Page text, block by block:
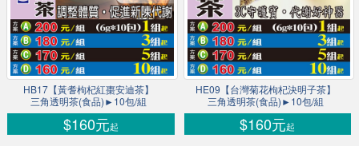
HB17【黃耆枸杞紅棗安迪茶】
三角透明茶(食品)►10包/組
$160元起
HE09【台灣菊花枸杞決明子茶】
三角透明茶(食品)►10包/組
$160元起